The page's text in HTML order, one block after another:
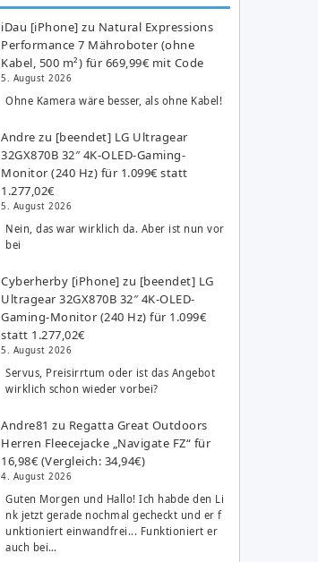
iDau [iPhone] zu Natural Expressions
Performance 7 Mähroboter (ohne
Kabel, 500 m²) für 669,99€ mit Code
5. August 2026
Ohne Kamera wäre besser, als ohne Kabel!
Andre zu [beendet] LG Ultragear
32GX870B 32″ 4K-OLED-Gaming-
Monitor (240 Hz) für 1.099€ statt
1.277,02€
5. August 2026
Nein, das war wirklich da. Aber ist nun vor
bei
Cyberherby [iPhone] zu [beendet] LG
Ultragear 32GX870B 32″ 4K-OLED-
Gaming-Monitor (240 Hz) für 1.099€
statt 1.277,02€
5. August 2026
Servus, Preisirrtum oder ist das Angebot
wirklich schon wieder vorbei?
Andre81 zu Regatta Great Outdoors
Herren Fleecejacke „Navigate FZ“ für
16,98€ (Vergleich: 34,94€)
4. August 2026
Guten Morgen und Hallo! Ich habde den Li
nk jetzt gerade nochmal gecheckt und er f
unktioniert einwandfrei... Funktioniert er
auch bei…